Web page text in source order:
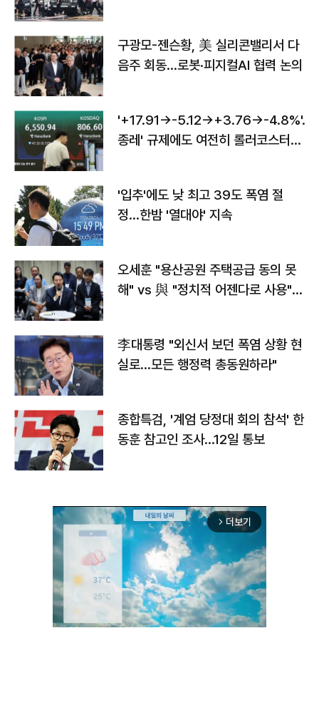
구광모-젠슨황, 美 실리콘밸리서 다
음주 회동…로봇·피지컬AI 협력 논의
'+17.91→-5.12→+3.76→-4.8%'…'
종레' 규제에도 여전히 롤러코스터
'입추'에도 낮 최고 39도 폭염 절
정…한밤 '열대야' 지속
오세훈 "용산공원 주택공급 동의 못
해" vs 與 "정치적 어젠다로 사용"
李대통령 "외신서 보던 폭염 상황 현
실로…모든 행정력 총동원하라"
종합특검, '계엄 당정대 회의 참석' 한
동훈 참고인 조사...12일 통보
arrow_forward_ios 더보기